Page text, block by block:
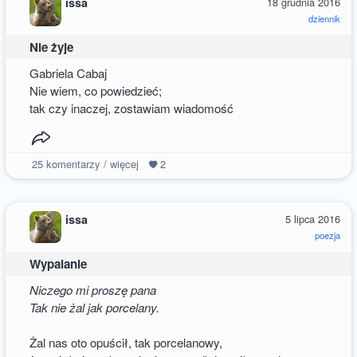
dziennik
Nie żyje
Gabriela Cabaj
Nie wiem, co powiedzieć;
tak czy inaczej, zostawiam wiadomość
25komentarzy / więcej 2
5 lipca 2016
poezja
issa
Wypalanie
Niczego mi proszę pana
Tak nie żal jak porcelany.
Żal nas oto opuścił, tak porcelanowy,